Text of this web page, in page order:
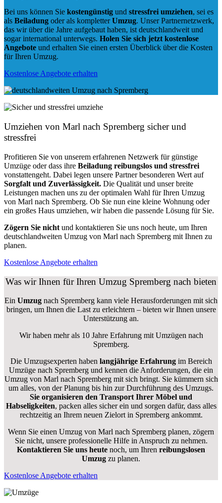
Bei uns können Sie kostengünstig und stressfrei umziehen, sei es
als Beiladung oder als kompletterUmzug. Unser Partnernetzwerk,
das wir über die Jahre aufgebaut haben, ist deutschlandweit und
sogar international unterwegs. Holen Sie sich jetzt kostenlose
Angebote und erhalten Sie einen ersten Überblick über die Kosten
für Ihren Umzug.
Kostenlose Angebote erhalten
Umziehen von Marl nach Spremberg sicher und
stressfrei
Profitieren Sie von unserem erfahrenen Netzwerk für günstige
Umzüge oder dass ihre Beiladung reibungslos und stressfrei
vonstattengeht. Dabei legen unsere Partner besonderen Wert auf
Sorgfalt und Zuverlässigkeit. Die Qualität und unser breite
Leistungen machen uns zu der optimalen Wahl für Ihren Umzug
von Marl nach Spremberg. Ob Sie nun eine kleine Wohnung oder
ein großes Haus umziehen, wir haben die passende Lösung für Sie.
Zögern Sie nicht und kontaktieren Sie uns noch heute, um Ihren
deutschlandweiten Umzug von Marl nach Spremberg mit Ihnen zu
planen.
Kostenlose Angebote erhalten
Was wir Ihnen für Ihren Umzug Spremberg nach bieten
Ein Umzug nach Spremberg kann viele Herausforderungen mit sich
bringen, um Ihnen die Last zu erleichtern – bieten wir Ihnen unsere
Unterstützung an.
Wir haben mehr als 10 Jahre Erfahrung mit Umzügen nach
Spremberg.
Die Umzugsexperten haben langjährige Erfahrungim Bereich
Umzüge nach Spremberg und kennen die Anforderungen, die ein
Umzug von Marl nach Spremberg mit sich bringt. Sie kümmern sich
um alles, von der Planung bis hin zur Durchführung des Umzugs.
Sie organisieren den Transport Ihrer Möbel und
Habseligkeiten, packen alles sicher ein und sorgen dafür, dass alles
rechtzeitig an Ihrem neuen Zielort in Spremberg ankommt.
Wenn Sie einen Umzug von Marl nach Spremberg planen, zögern
Sie nicht, unsere professionelle Hilfe in Anspruch zu nehmen.
Kontaktieren Sie uns heute noch, um Ihren reibungslosen
Umzug zu planen.
Kostenlose Angebote erhalten